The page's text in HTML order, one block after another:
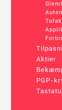
Aktier
PGP-